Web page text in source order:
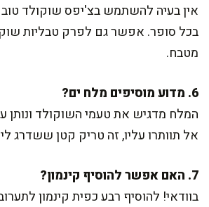
אין בעיה להשתמש בצ'יפס שוקולד
בכל סופר. אפשר גם לפרק טבליות
מטבח.
6. מדוע מוסיפים מלח ים?
המלח מדגיש את טעמי השוקולד ונותן
אל תוותרו עליו, זה טריק קטן ששדרג
7. האם אפשר להוסיף קינמון?
בוודאי! להוסיף רבע כפית קינמון